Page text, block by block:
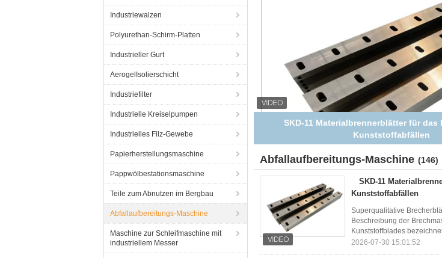
Industriewalzen
Polyurethan-Schirm-Platten
Industrieller Gurt
AerogelIsolierschicht
Industriefilter
Industrielle Kreiselpumpen
Industrielles Filz-Gewebe
Papierherstellungsmaschine
Pappwölbestationsmaschine
Teile zum Abnutzen im Bergbau
Abfallaufbereitungs-Maschine
Maschine zur Schleifmaschine mit
industriellem Messer
Dc53 Brechmaschine für die Verwertung
Abfallaufbereitungs-Maschine (146)
SKD-11
Kunststoffabfällen
Superqualitative
Beschreibung der
Kunststoffblades
2026-07-30 15:01:52